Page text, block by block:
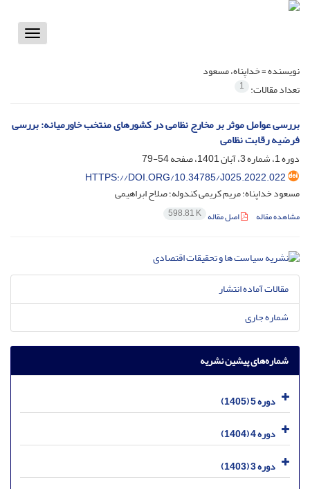
Toggle
نویسنده =خداپناه، مسعود
تعداد مقالات: 1
بررسی عوامل موثر بر مخارج نظامی در کشورهای منتخب خاورمیانه: بررسی
فرضیه رقابت نظامی
دوره 1، شماره 3، آبان 1401، صفحه
54-79
HTTPS://DOI.ORG/10.34785/J025.2022.022
مسعود خداپناه؛ مریم کریمی کندوله؛ صلاح ابراهیمی
مشاهده مقاله اصل مقاله 598.81 K
مقالات آماده انتشار
شماره جاری
شماره‌های پیشین نشریه
دوره 5 (1405)
دوره 4 (1404)
دوره 3 (1403)